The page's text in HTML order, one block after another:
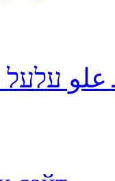
עלעל